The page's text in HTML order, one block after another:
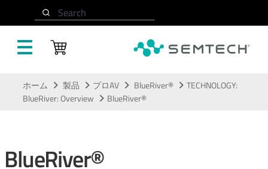
Search
ホーム 製品 プロAV BlueRiver®
TECHNOLOGY:
BlueRiver: Overview
BlueRiver®
BlueRiver®